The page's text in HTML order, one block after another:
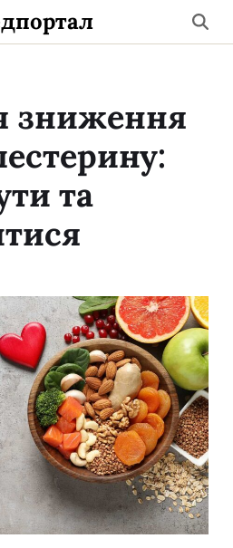
зниження
та